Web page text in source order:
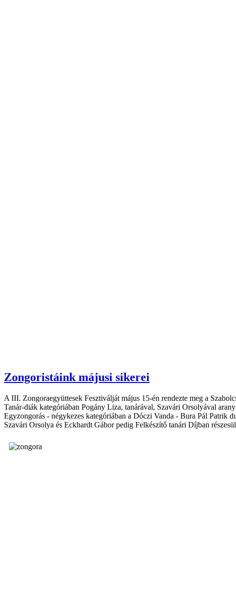
Zongoristáink májusi sikerei
A III. Zongoraegyüttesek Fesztiválját május 15-én rendezte meg a
Tanár-diák kategóriában Pogány Liza, tanárával, Szavári Orsolyával
Egyzongorás - négykezes kategóriában a Dóczi Vanda - Bura Pál Patrik
Szavári Orsolya és Eckhardt Gábor pedig Felkészítő tanári Díjban